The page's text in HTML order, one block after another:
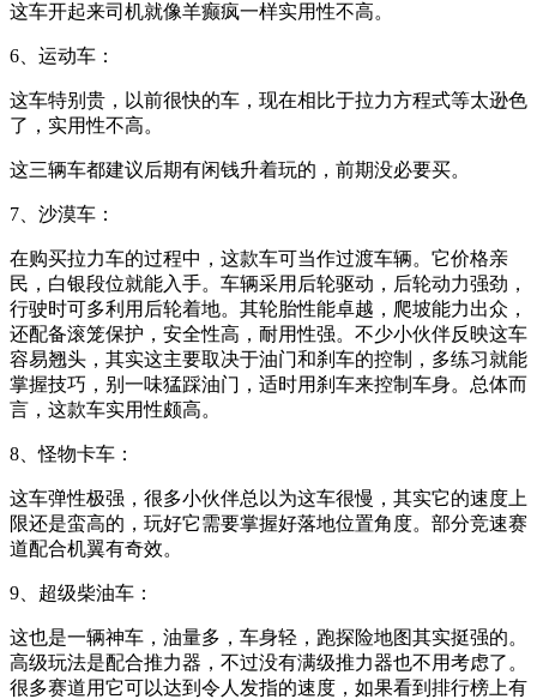
这车开起来司机就像羊癫疯一样实用性不高。
6、运动车：
这车特别贵，以前很快的车，现在相比于拉力方程式等太逊色
了，实用性不高。
这三辆车都建议后期有闲钱升着玩的，前期没必要买。
7、沙漠车：
在购买拉力车的过程中，这款车可当作过渡车辆。它价格亲
民，白银段位就能入手。车辆采用后轮驱动，后轮动力强劲，
行驶时可多利用后轮着地。其轮胎性能卓越，爬坡能力出众，
还配备滚笼保护，安全性高，耐用性强。不少小伙伴反映这车
容易翘头，其实这主要取决于油门和刹车的控制，多练习就能
掌握技巧，别一味猛踩油门，适时用刹车来控制车身。总体而
言，这款车实用性颇高。
8、怪物卡车：
这车弹性极强，很多小伙伴总以为这车很慢，其实它的速度上
限还是蛮高的，玩好它需要掌握好落地位置角度。部分竞速赛
道配合机翼有奇效。
9、超级柴油车：
这也是一辆神车，油量多，车身轻，跑探险地图其实挺强的。
高级玩法是配合推力器，不过没有满级推力器也不用考虑了。
很多赛道用它可以达到令人发指的速度，如果看到排行榜上有